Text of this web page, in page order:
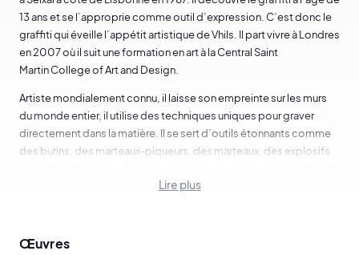
13 ans et se l’approprie comme outil d’expression. C’est donc le
graffiti qui éveille l’appétit artistique de Vhils. Il part vivre à Londres
en 2007 où il suit une formation en art à la Central Saint
Martin College of Art and Design.
Artiste mondialement connu, il laisse son empreinte sur les murs
du monde entier, il utilise des techniques uniques pour graver
directement dans la matière. Il se sert d’outils étonnants comme
des burins, des marteaux-piqueurs, des marteaux, des explosifs
contemporain urbain en attaquant des murs pour laisser apparaître
évolutions des villes et nos sociétés. Vhils se tourne vers des murs
Lire plus
Œuvres